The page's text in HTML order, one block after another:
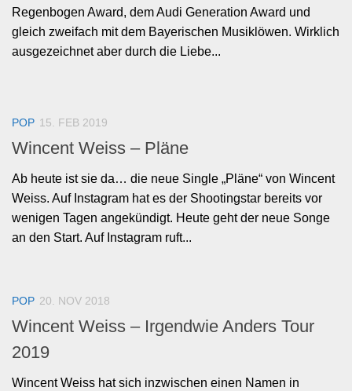
Regenbogen Award, dem Audi Generation Award und
gleich zweifach mit dem Bayerischen Musiklöwen. Wirklich
ausgezeichnet aber durch die Liebe...
POP 15. FEB 2019
Wincent Weiss – Pläne
Ab heute ist sie da… die neue Single „Pläne“ von Wincent
Weiss. Auf Instagram hat es der Shootingstar bereits vor
wenigen Tagen angekündigt. Heute geht der neue Songe
an den Start. Auf Instagram ruft...
POP 20. NOV 2018
Wincent Weiss – Irgendwie Anders Tour
2019
Wincent Weiss hat sich inzwischen einen Namen in